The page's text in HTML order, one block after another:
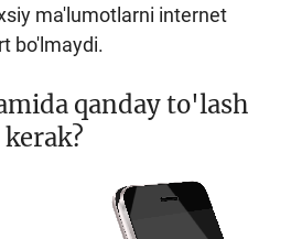
ma'lumotlarni internet
bo'lmaydi.
qanday to'lash
kerak?